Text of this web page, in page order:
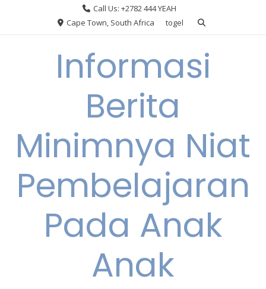
Call Us: +2782 444 YEAH
Cape Town, South Africa
togel
Informasi
Berita
Minimnya Niat
Pembelajaran
Pada Anak
Anak